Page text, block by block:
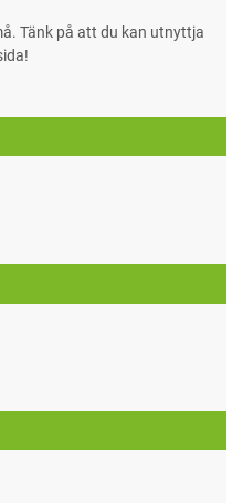
Tänk på att du kan utnyttja